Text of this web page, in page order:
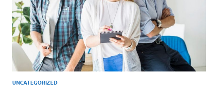
UNCATEGORIZED